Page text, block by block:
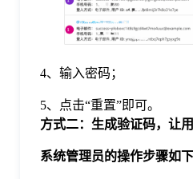
4、输入密码；
5、点击“重置”即可。
方式二：生成验证码，让
系统管理员的操作步骤如下